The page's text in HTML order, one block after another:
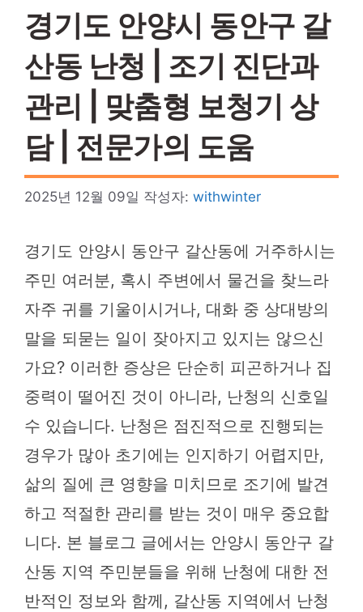
경기도 안양시 동안구 갈
산동 난청 | 조기 진단과
관리 | 맞춤형 보청기 상
담 | 전문가의 도움
2025년 12월 09일 작성자: withwinter
경기도 안양시 동안구 갈산동에 거주하시는
주민 여러분, 혹시 주변에서 물건을 찾느라
자주 귀를 기울이시거나, 대화 중 상대방의
말을 되묻는 일이 잦아지고 있지는 않으신
가요? 이러한 증상은 단순히 피곤하거나 집
중력이 떨어진 것이 아니라, 난청의 신호일
수 있습니다. 난청은 점진적으로 진행되는
경우가 많아 초기에는 인지하기 어렵지만,
삶의 질에 큰 영향을 미치므로 조기에 발견
하고 적절한 관리를 받는 것이 매우 중요합
니다. 본 블로그 글에서는 안양시 동안구 갈
산동 지역 주민분들을 위해 난청에 대한 전
반적인 정보와 함께, 갈산동 지역에서 난청